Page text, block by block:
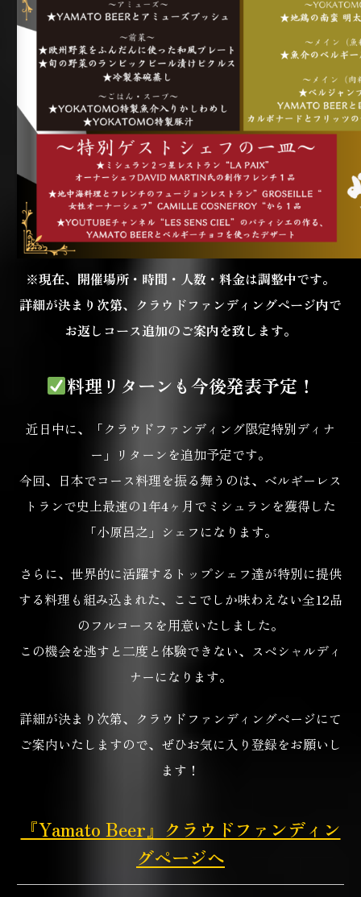
※現在、開催場所・時間・人数・料金は調整中です。
詳細が決まり次第、クラウドファンディングページ内で
お返しコース追加のご案内を致します。
料理リターンも今後発表予定！
近日中に、「クラウドファンディング限定特別ディナ
ー」リターンを追加予定です。
今回、日本でコース料理を振る舞うのは、ベルギーレス
トランで史上最速の1年4ヶ月で ミシュランを獲得した
「小原呂之」シェフになります。
さらに、世界的に活躍するトップシェフ達が特別に提供
する料理も組み込まれた、 ここでしか味わえない全12品
のフルコースを用意いたしました。
この機会を逃すと二度と体験できない、スペシャルディ
ナーになります。
詳細が決まり次第、クラウドファンディングページにて
ご案内いたしますので、 ぜひお気に入り登録をお願いし
ます！
『Yamato Beer』クラウドファンディン
グページへ